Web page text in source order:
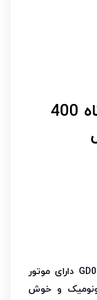
فرز انگشتی گلو کوتاه 400
فرز انگشتی ماکیتا اصل مدل GD0602 دارای موتور
و خوش